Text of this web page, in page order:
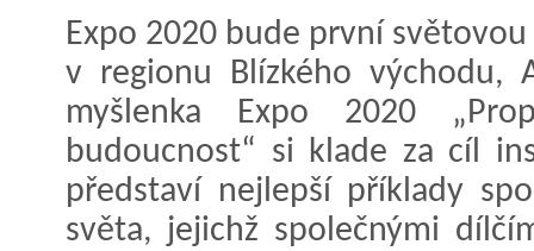
Expo 2020 bude první
v regionu Blízkého východu,
myšlenka Expo 2020
budoucnost“ si klade za cíl
představí nejlepší příklady
světa, jejichž společnými